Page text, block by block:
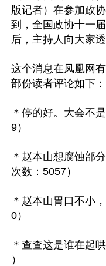
版记者）在参加政
到，全国政协十一
后，主持人向大家
这个消息在凤凰网
部份读者评论如下：
＊停的好。大会不
9）
＊赵本山想腐蚀部
次数：5057）
＊赵本山胃口不小
0）
＊查查这是谁在起
）